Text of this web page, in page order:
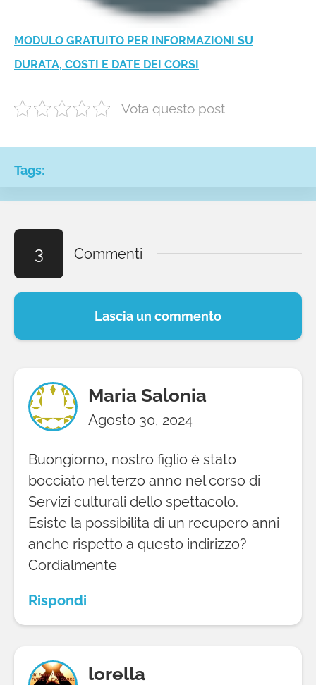
MODULO GRATUITO PER INFORMAZIONI SU
DURATA, COSTI E DATE DEI CORSI
Vota questo post
Tags:
3 Commenti
Lascia un commento
Maria Salonia
Agosto 30, 2024
Buongiorno, nostro figlio è stato
bocciato nel terzo anno nel corso di
Servizi culturali dello spettacolo.
Esiste la possibilita di un recupero anni
anche rispetto a questo indirizzo?
Cordialmente
Rispondi
lorella